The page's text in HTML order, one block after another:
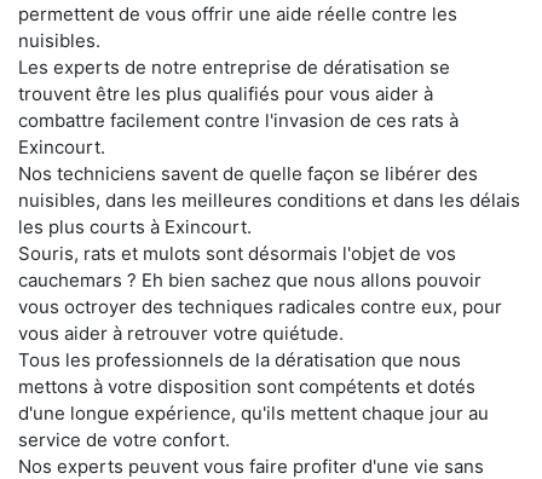
permettent de vous offrir une aide réelle contre les
nuisibles.
Les experts de notre entreprise de dératisation se
trouvent être les plus qualifiés pour vous aider à
combattre facilement contre l'invasion de ces rats à
Exincourt.
Nos techniciens savent de quelle façon se libérer des
nuisibles, dans les meilleures conditions et dans les délais
les plus courts à Exincourt.
Souris, rats et mulots sont désormais l'objet de vos
cauchemars ? Eh bien sachez que nous allons pouvoir
vous octroyer des techniques radicales contre eux, pour
vous aider à retrouver votre quiétude.
Tous les professionnels de la dératisation que nous
mettons à votre disposition sont compétents et dotés
d'une longue expérience, qu'ils mettent chaque jour au
service de votre confort.
Nos experts peuvent vous faire profiter d'une vie sans